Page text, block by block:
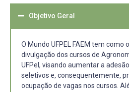
Objetivo Geral
O Mundo UFPEL FAEM tem como
divulgação dos cursos de
UFPel, visando aumentar a
seletivos e, consequentemente,
ocupação de vagas nos cursos.